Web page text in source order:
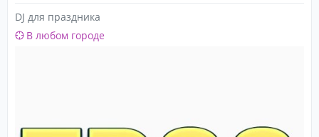
DJ для праздника
В любом городе